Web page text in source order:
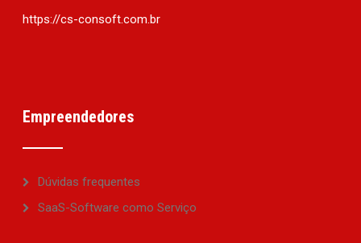
https://cs-consoft.com.br
Empreendedores
Dúvidas frequentes
SaaS-Software como Serviço